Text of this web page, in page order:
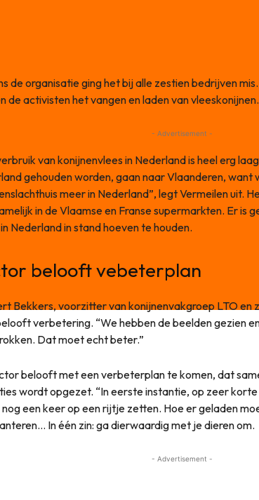
de organisatie ging het bij alle zestien bedrijven
de activisten het vangen en laden van vleeskonijnen.
- Advertisement -
van konijnenvlees in Nederland is heel erg
gehouden worden, gaan naar Vlaanderen, want
meer in Nederland”, legt Vermeilen uit.
in de Vlaamse en Franse supermarkten. Er is
Nederland in stand hoeven te houden.
belooft vebeterplan
Bekkers, voorzitter van konijnenvakgroep LTO en
verbetering. “We hebben de beelden gezien
Dat moet echt beter.”
belooft met een verbeterplan te komen, dat
wordt opgezet. “In eerste instantie, op zeer
nog een keer op een rijtje zetten. Hoe er geladen
In één zin: ga dierwaardig met je dieren om.
- Advertisement -